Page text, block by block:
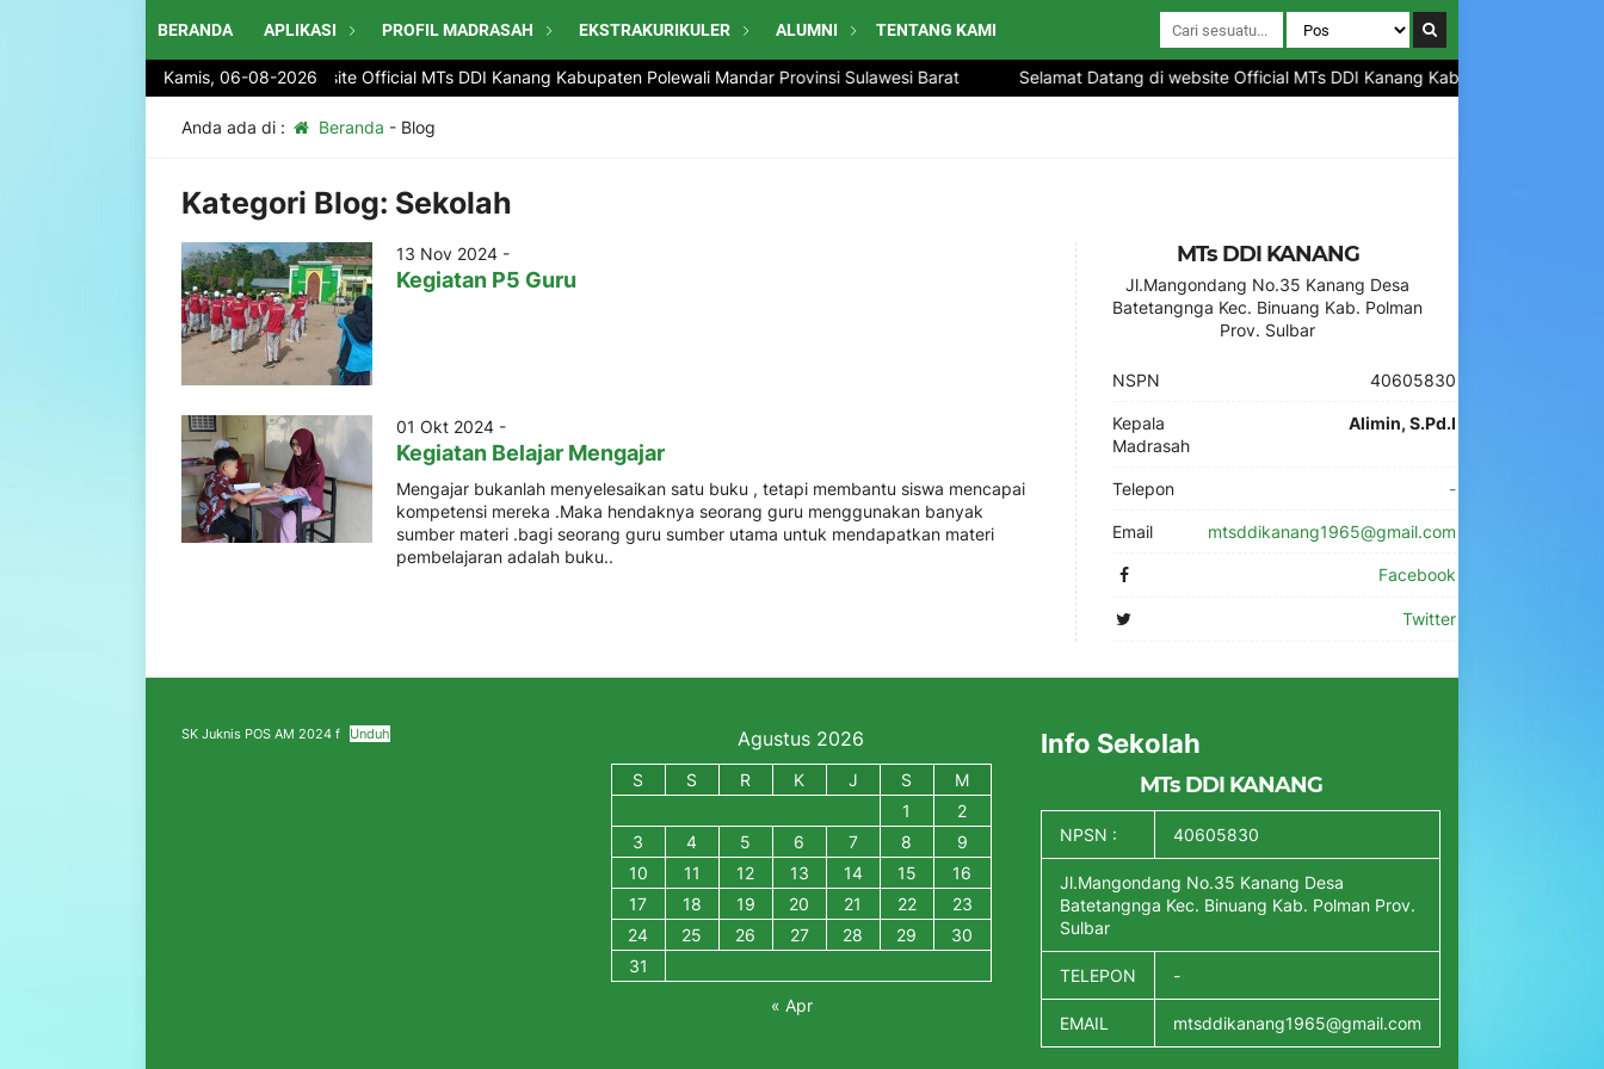
BERANDA APLIKASI PROFIL MADRASAH EKSTRAKURIKULER ALUMNI TENTANG KAMI
Kamis, 06-08-2026
Selamat Datang di website Official MTs DDI Kanang Kabupaten Polewali Mandar Provinsi Sulawesi Barat Selamat Datang di website Official MTs DDI Kanang Kabupaten Polewali
Anda ada di : Beranda - Blog
Kategori Blog: Sekolah
13 Nov 2024 -
Kegiatan P5 Guru
01 Okt 2024 -
Kegiatan Belajar Mengajar
Mengajar bukanlah menyelesaikan satu buku , tetapi membantu siswa mencapai
kompetensi mereka .Maka hendaknya seorang guru menggunakan banyak
sumber materi .bagi seorang guru sumber utama untuk mendapatkan materi
pembelajaran adalah buku..
MTs DDI KANANG
Jl.Mangondang No.35 Kanang Desa
Batetangnga Kec. Binuang Kab. Polman
Prov. Sulbar
NSPN 40605830
Kepala
Madrasah
Alimin, S.Pd.I
Telepon -
Email mtsddikanang1965@gmail.com
Facebook
Twitter
SK Juknis POS AM 2024 f Unduh Agustus 2026
S S R K J S
M
1
2
3
4 5 6 7 8
9
10
11 12 13 14 15
16
17
18 19 20 21 22
23
24
25 26 27 28 29
30
31
« Apr
Info Sekolah
MTs DDI KANANG
NPSN : 40605830
Jl.Mangondang No.35 Kanang Desa
Batetangnga Kec. Binuang Kab. Polman Prov.
Sulbar
TELEPON -
EMAIL mtsddikanang1965@gmail.com